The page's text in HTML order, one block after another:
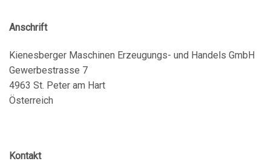
Anschrift
Kienesberger Maschinen Erzeugungs- und Handels GmbH
Gewerbestrasse 7
4963 St. Peter am Hart
Österreich
Kontakt